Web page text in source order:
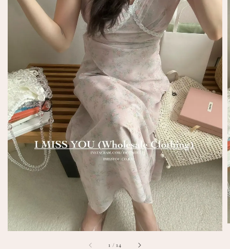
1 /14